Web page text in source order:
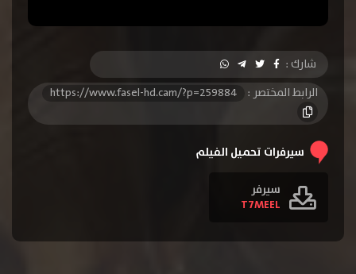
شارك :
الرابط المختصر :
https://www.fasel-hd.cam/?p=259884
سيرفرات تحميل الفيلم
سيرفر
T7MEEL